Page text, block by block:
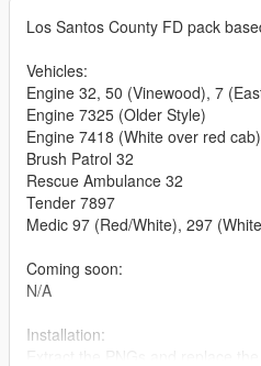
Los Santos County FD pack
Vehicles:
Engine 32, 50 (Vinewood), 7
Engine 7325 (Older Style)
Engine 7418 (White over red cab)
Brush Patrol 32
Rescue Ambulance 32
Tender 7897
Medic 97 (Red/White), 297
Coming soon:
N/A
Installation: